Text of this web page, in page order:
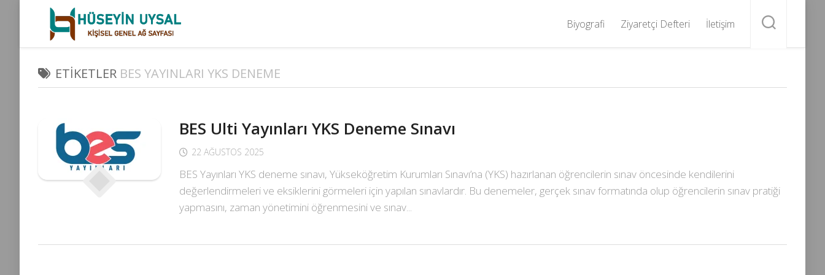
Biyografi Ziyaretçi Defteri İletişim
ETIKETLER BES YAYINLARI YKS DENEME
BES Ulti Yayınları YKS Deneme Sınavı
22 AĞUSTOS 2025
BES Yayınları YKS deneme sınavı, Yükseköğretim Kurumları Sınavı’na (YKS) hazırlanan öğrencilerin sınav öncesinde kendilerini
değerlendirmeleri ve eksiklerini görmeleri için yapılan sınavlardır. Bu denemeler, gerçek sınav formatında olup öğrencilerin sınav pratiği
yapmasını, zaman yönetimini öğrenmesini ve sınav...